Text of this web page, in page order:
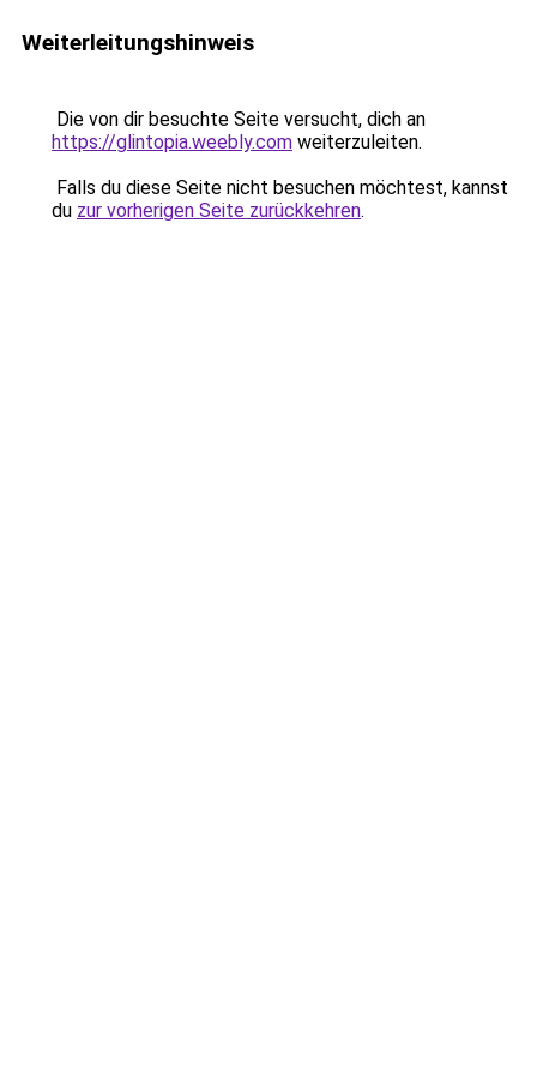
Weiterleitungshinweis
Die von dir besuchte Seite versucht, dich an
https://glintopia.weebly.com weiterzuleiten.
Falls du diese Seite nicht besuchen möchtest, kannst
du zur vorherigen Seite zurückkehren.